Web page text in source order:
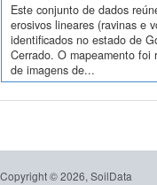
Este conjunto de dados
erosivos lineares (ravinas e
identificados no estado de
Cerrado. O mapeamento foi
de imagens de...
Copyright © 2026, SoilData